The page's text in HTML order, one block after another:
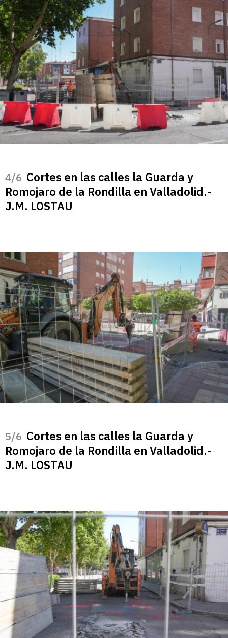
/6 Cortes en las calles la Guarda y
Romojaro de la Rondilla en Valladolid.-
J.M. LOSTAU
/6 Cortes en las calles la Guarda y
Romojaro de la Rondilla en Valladolid.-
J.M. LOSTAU